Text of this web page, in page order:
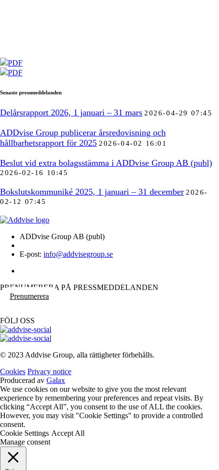
PDF
PDF
Senaste pressmeddelanden
Delårsrapport 2026, 1 januari – 31 mars 2026-04-29 07:45
ADDvise Group publicerar årsredovisning och
hållbarhetsrapport för 2025 2026-04-02 16:01
Beslut vid extra bolagsstämma i ADDvise Group AB (publ)
2026-02-16 10:45
Bokslutskommuniké 2025, 1 januari – 31 december 2026-
02-12 07:45
ADDvise Group AB (publ)
E-post: info@addvisegroup.se
PRENUMERERA PÅ PRESSMEDDELANDEN
Prenumerera
FÖLJ OSS
© 2023 Addvise Group, alla rättigheter förbehålls.
Cookies Privacy notice
Producerad av Galax
We use cookies on our website to give you the most relevant
experience by remembering your preferences and repeat visits. By
clicking “Accept All”, you consent to the use of ALL the cookies.
However, you may visit "Cookie Settings" to provide a controlled
consent.
Cookie Settings Accept All
Manage consent